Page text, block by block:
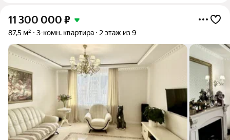
11 300 000 ₽
87,5 м² 3-комн. квартира 2 этаж из 9